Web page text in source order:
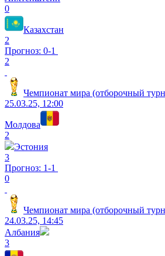
0
Казахстан
2
Прогноз: 0-1
2
Чемпионат мира (отборочный
25.03.25, 12:00
Молдова
2
Эстония
3
Прогноз: 1-1
0
Чемпионат мира (отборочный
24.03.25, 14:45
Албания
3